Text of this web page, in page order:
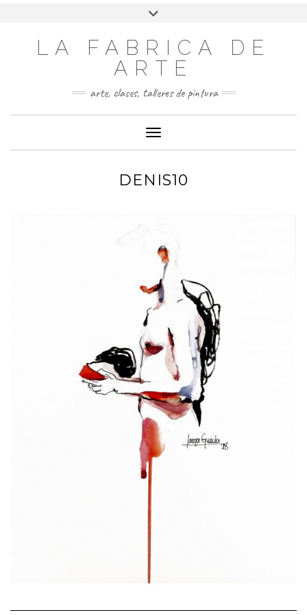
LA FABRICA DE
ARTE
arte, clases, talleres de pintura
Cambiar modo de navegación
DENIS10